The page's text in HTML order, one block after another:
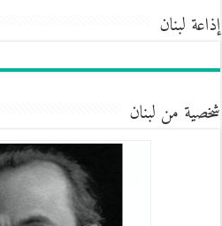
إذاعة لبنان
شخصية من لبنان